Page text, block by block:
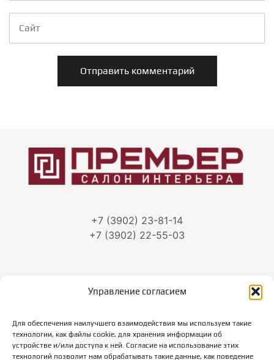
Управление согласием
Для обеспечения наилучшего взаимодействия мы используем такие
технологии, как файлы cookie, для хранения информации об
устройстве и/или доступа к ней. Согласие на использование этих
технологий позволит нам обрабатывать такие данные, как поведение
+7 (3902) 23-81-14
+7 (3902) 22-55-03
г. Абакан, ул.Тараса Шевченко, 86
Режим работы:
пн-пт: с 10-00 до 19-00
суббота: с 10-00 до 18-00